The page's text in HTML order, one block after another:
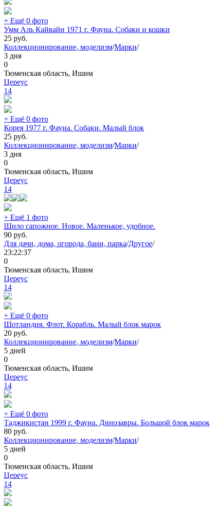
+ Ещё 0 фото
Умм Аль Кайвайн 1971 г. Фауна. Собаки и кошки
25 руб.
Коллекционирование, моделизм/Марки/
3 дня
0
Тюменская область, Ишим
Цереус
14
+ Ещё 0 фото
Корея 1977 г. Фауна. Собаки. Малый блок
25 руб.
Коллекционирование, моделизм/Марки/
3 дня
0
Тюменская область, Ишим
Цереус
14
+ Ещё 1 фото
Шило сапожное. Новое. Маленькое, удобное.
90 руб.
Для дачи, дома, огорода, бани, парка/Другое/
23:22:37
0
Тюменская область, Ишим
Цереус
14
+ Ещё 0 фото
Шотландия. Флот. Корабль. Малый блок марок
20 руб.
Коллекционирование, моделизм/Марки/
5 дней
0
Тюменская область, Ишим
Цереус
14
+ Ещё 0 фото
Таджикистан 1999 г. Фауна. Динозавры. Большой блок марок
80 руб.
Коллекционирование, моделизм/Марки/
5 дней
0
Тюменская область, Ишим
Цереус
14